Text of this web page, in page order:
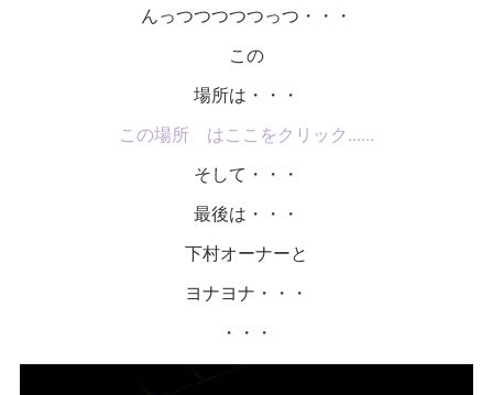
んっつつつつつっつ・・・
この
場所は・・・
この場所 はここをクリック......
そして・・・
最後は・・・
下村オーナーと
ヨナヨナ・・・
・・・